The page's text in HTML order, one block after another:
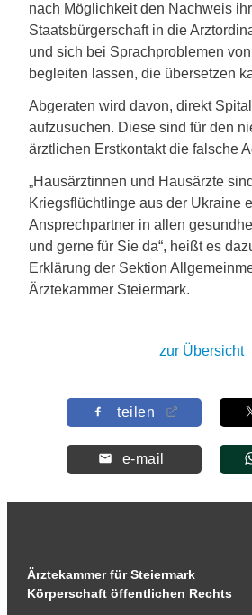
nach Möglichkeit den Nachweis
Staatsbürgerschaft in die
und sich bei Sprachproblemen
begleiten lassen, die übersetzen
Abgeraten wird davon, direkt
aufzusuchen. Diese sind für den
ärztlichen Erstkontakt die falsche
„Hausärztinnen und Hausärzte
Kriegsflüchtlinge aus der Ukraine
Ansprechpartner in allen
und gerne für Sie da“, heißt es
Erklärung der Sektion
Ärztekammer Steiermark.
zur Übersicht
teilen
e-mail
Ärztekammer für Steiermark
Körperschaft öffentlichen Rechts